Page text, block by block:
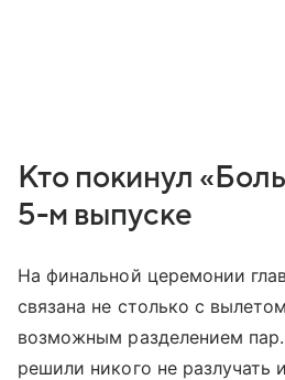
Кто покинул
5-м выпуске
На финальной церемонии
связана не столько с
возможным разделением
решили никого не разлучать